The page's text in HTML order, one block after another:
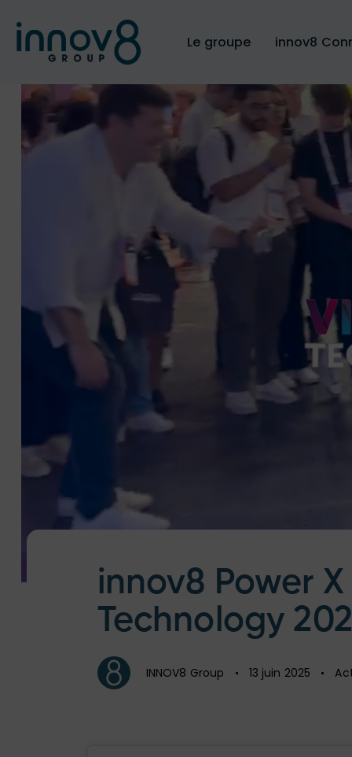
Le groupe innov8
innov8 Power
Technology
Author
INNOV8 Group
Published
13 juin 2025
Published